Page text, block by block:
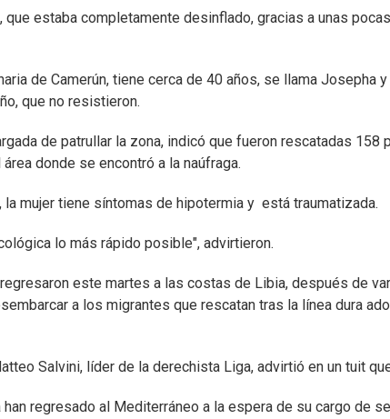
que estaba completamente desinflado, gracias a unas
de Camerún, tiene cerca de 40 años, se llama Josepha
que no resistieron.
de patrullar la zona, indicó que fueron rescatadas 158
donde se encontró a la naúfraga.
mujer tiene síntomas de hipotermia y está traumatizada.
lo más rápido posible", advirtieron.
este martes a las costas de Libia, después de
a los migrantes que rescatan tras la línea dura
Salvini, líder de la derechista Liga, advirtió en un tuit
regresado al Mediterráneo a la espera de su cargo de